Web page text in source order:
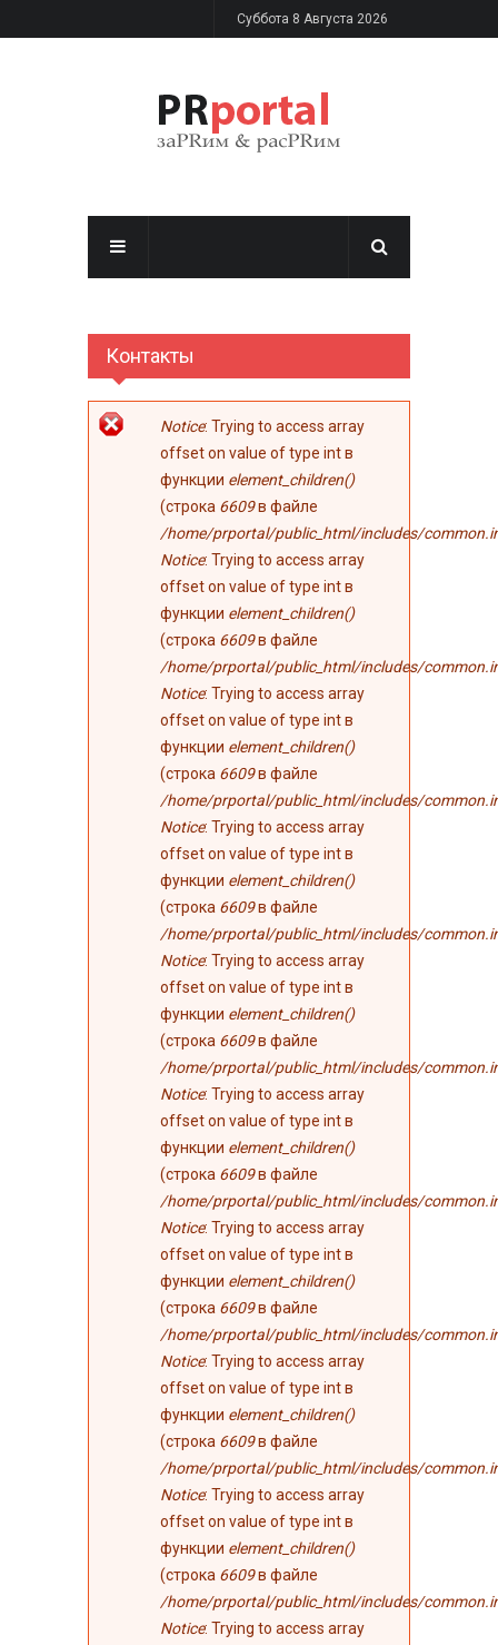
Перейти к основному содержаниюСуббота 8 Августа 2026
Контакты
Сообщение об
ошибке
Notice: Trying to access array
offset on value of type int в
функции element_children()
(строка 6609в файле
/home/prportal/public_html/includes/
Notice: Trying to access array
offset on value of type int в
функции element_children()
(строка 6609в файле
/home/prportal/public_html/includes/
Notice: Trying to access array
offset on value of type int в
функции element_children()
(строка 6609в файле
/home/prportal/public_html/includes/
Notice: Trying to access array
offset on value of type int в
функции element_children()
(строка 6609в файле
/home/prportal/public_html/includes/
Notice: Trying to access array
offset on value of type int в
функции element_children()
(строка 6609в файле
/home/prportal/public_html/includes/
Notice: Trying to access array
offset on value of type int в
функции element_children()
(строка 6609в файле
/home/prportal/public_html/includes/
Notice: Trying to access array
offset on value of type int в
функции element_children()
(строка 6609в файле
/home/prportal/public_html/includes/
Notice: Trying to access array
offset on value of type int в
функции element_children()
(строка 6609в файле
/home/prportal/public_html/includes/
Notice: Trying to access array
offset on value of type int в
функции element_children()
(строка 6609в файле
/home/prportal/public_html/includes/
Notice: Trying to access array